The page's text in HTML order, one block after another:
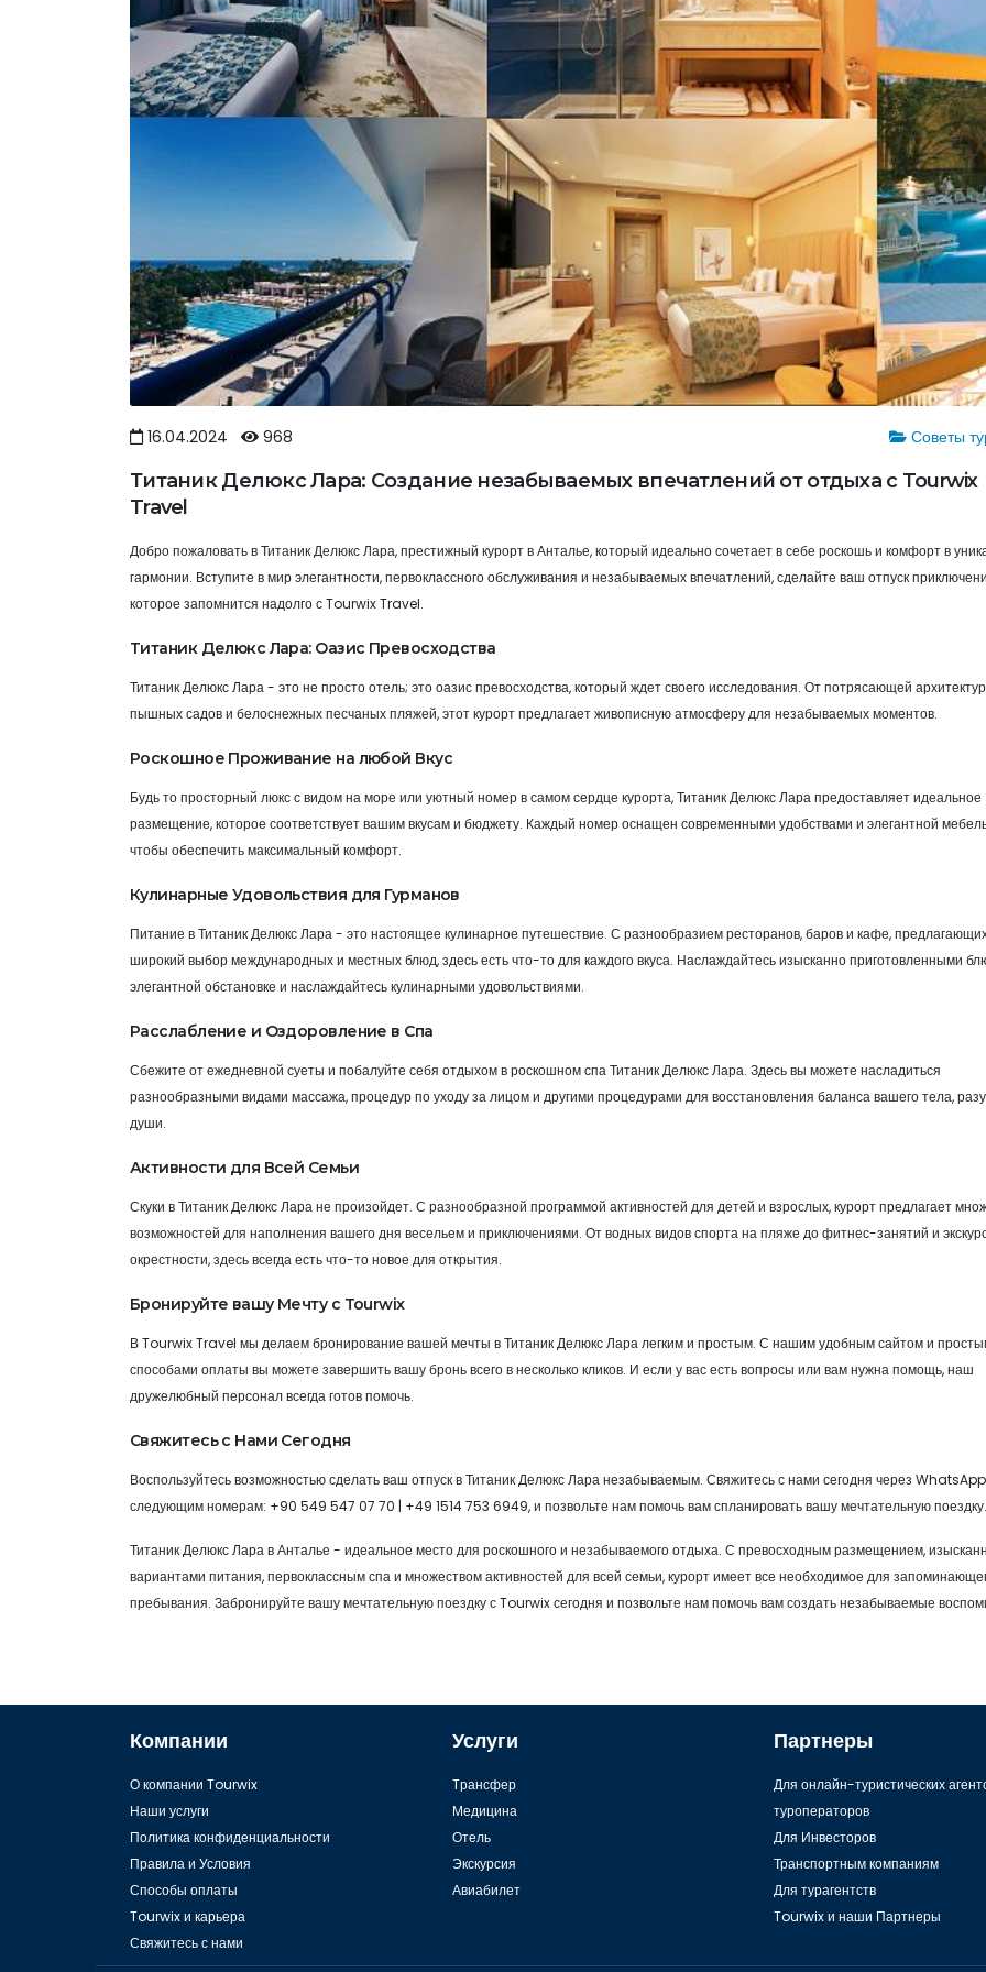
Советы
16.04.2024 968
Титаник Делюкс Лара: Создание незабываемых впечатлений от отдыха с Tourwix
Travel
Добро пожаловать в Титаник Делюкс Лара, престижный курорт в Анталье, который идеально сочетает в себе роскошь и комфорт в
гармонии. Вступите в мир элегантности, первоклассного обслуживания и незабываемых впечатлений, сделайте ваш отпуск
которое запомнится надолго с Tourwix Travel.
Титаник Делюкс Лара: Оазис Превосходства
Титаник Делюкс Лара - это не просто отель; это оазис превосходства, который ждет своего исследования. От потрясающей
пышных садов и белоснежных песчаных пляжей, этот курорт предлагает живописную атмосферу для незабываемых моментов.
Роскошное Проживание на любой Вкус
Будь то просторный люкс с видом на море или уютный номер в самом сердце курорта, Титаник Делюкс Лара предоставляет идеальное
размещение, которое соответствует вашим вкусам и бюджету. Каждый номер оснащен современными удобствами и элегантной
чтобы обеспечить максимальный комфорт.
Кулинарные Удовольствия для Гурманов
Питание в Титаник Делюкс Лара - это настоящее кулинарное путешествие. С разнообразием ресторанов, баров и кафе,
широкий выбор международных и местных блюд, здесь есть что-то для каждого вкуса. Наслаждайтесь изысканно приготовленными
элегантной обстановке и наслаждайтесь кулинарными удовольствиями.
Расслабление и Оздоровление в Спа
Сбежите от ежедневной суеты и побалуйте себя отдыхом в роскошном спа Титаник Делюкс Лара. Здесь вы можете насладиться
разнообразными видами массажа, процедур по уходу за лицом и другими процедурами для восстановления баланса вашего тела,
души.
Активности для Всей Семьи
Скуки в Титаник Делюкс Лара не произойдет. С разнообразной программой активностей для детей и взрослых, курорт предлагает
возможностей для наполнения вашего дня весельем и приключениями. От водных видов спорта на пляже до фитнес-занятий и
окрестности, здесь всегда есть что-то новое для открытия.
Бронируйте вашу Мечту с Tourwix
В Tourwix Travel мы делаем бронирование вашей мечты в Титаник Делюкс Лара легким и простым. С нашим удобным сайтом и
способами оплаты вы можете завершить вашу бронь всего в несколько кликов. И если у вас есть вопросы или вам нужна помощь, наш
дружелюбный персонал всегда готов помочь.
Свяжитесь с Нами Сегодня
Воспользуйтесь возможностью сделать ваш отпуск в Титаник Делюкс Лара незабываемым. Свяжитесь с нами сегодня через
следующим номерам: +90 549 547 07 70 | +49 1514 753 6949, и позвольте нам помочь вам спланировать вашу мечтательную поездку.
Титаник Делюкс Лара в Анталье - идеальное место для роскошного и незабываемого отдыха. С превосходным размещением,
вариантами питания, первоклассным спа и множеством активностей для всей семьи, курорт имеет все необходимое для
пребывания. Забронируйте вашу мечтательную поездку с Tourwix сегодня и позвольте нам помочь вам создать незабываемые
Компании
О компании Tourwix
Наши услуги
Политика конфиденциальности
Правила и Условия
Способы оплаты
Tourwix и карьера
Свяжитесь с нами
Услуги
Tрансфер
Медицина
Отель
Экскурсия
Авиабилет
Партнеры
Для онлайн-туристических
туроператоров
Для Инвесторов
Транспортным компаниям
Для турагентств
Tourwix и наши Партнеры